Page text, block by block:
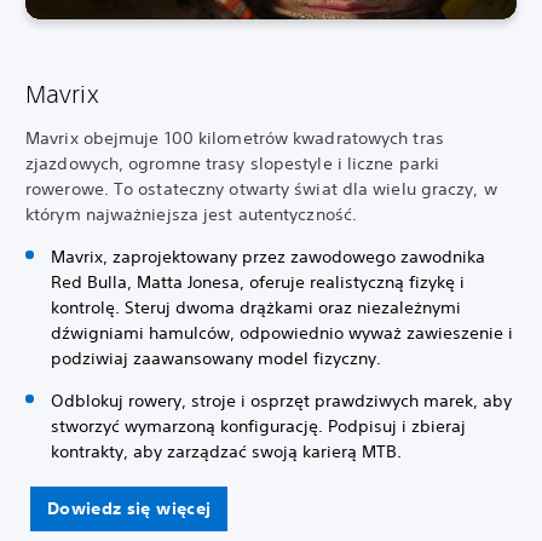
Mavrix
Mavrix obejmuje 100 kilometrów kwadratowych tras
zjazdowych, ogromne trasy slopestyle i liczne parki
rowerowe. To ostateczny otwarty świat dla wielu graczy, w
którym najważniejsza jest autentyczność.
Mavrix, zaprojektowany przez zawodowego zawodnika
Red Bulla, Matta Jonesa, oferuje realistyczną fizykę i
kontrolę. Steruj dwoma drążkami oraz niezależnymi
dźwigniami hamulców, odpowiednio wyważ zawieszenie i
podziwiaj zaawansowany model fizyczny.
Odblokuj rowery, stroje i osprzęt prawdziwych marek, aby
stworzyć wymarzoną konfigurację. Podpisuj i zbieraj
kontrakty, aby zarządzać swoją karierą MTB.
Dowiedz się więcej